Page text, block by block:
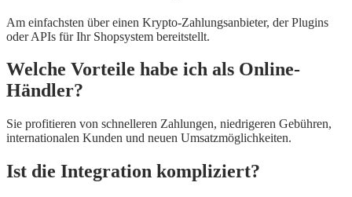
Am einfachsten über einen Krypto-Zahlungsanbieter, der Plugins
oder APIs für Ihr Shopsystem bereitstellt.
Welche Vorteile habe ich als Online-
Händler?
Sie profitieren von schnelleren Zahlungen, niedrigeren Gebühren,
internationalen Kunden und neuen Umsatzmöglichkeiten.
Ist die Integration kompliziert?